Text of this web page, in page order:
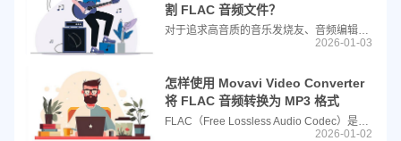
割 FLAC 音频文件？
2026-01-03
怎样使用 Movavi Video Converter
将 FLAC 音频转换为 MP3 格式
2026-01-02